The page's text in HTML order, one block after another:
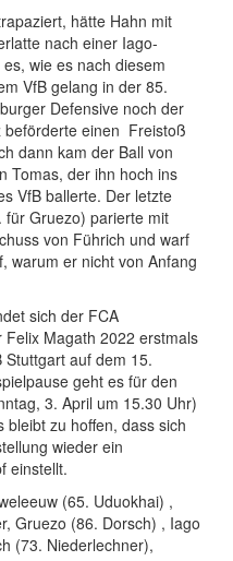
hätte Hahn mit
nach einer Iago-
wie es nach diesem
VfB gelang in der 85.
Defensive noch der
beförderte einen Freistoß
dann kam der Ball von
Tomas, der ihn hoch ins
VfB ballerte. Der letzte
für Gruezo) parierte mit
von Führich und warf
warum er nicht von Anfang
sich der FCA
Magath 2022 erstmals
auf dem 15.
geht es für den
3. April um 15.30 Uhr)
zu hoffen, dass sich
wieder ein
einstellt.
(65. Uduokhai) ,
Gruezo (86. Dorsch) , Iago
(73. Niederlechner),